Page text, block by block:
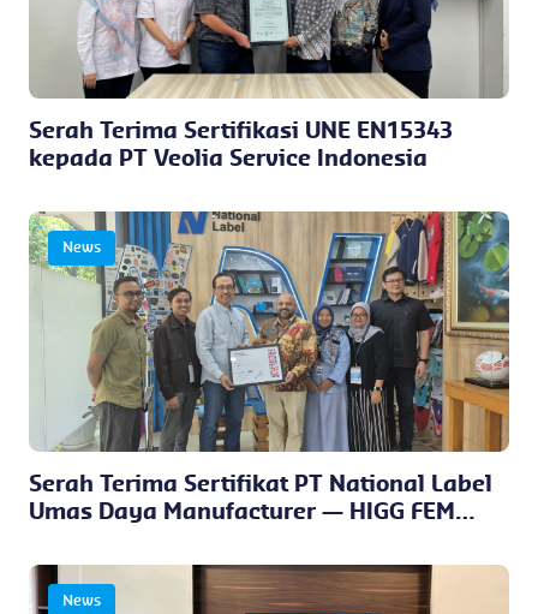
Serah Terima Sertifikasi UNE EN15343
kepada PT Veolia Service Indonesia
News
Serah Terima Sertifikat PT National Label
Umas Daya Manufacturer — HIGG FEM
News